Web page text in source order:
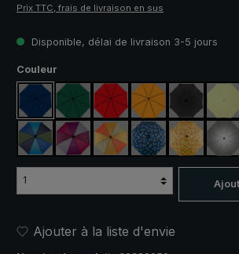
Prix TTC, frais de livraison en sus
Disponible, délai de livraison 3-5 jours
Sélectionnez
Couleur
bleu marinevert foncérouge orange noir
bleu / vertviolet / rouge / gris
orange / jaune
bleu / vert à
jaune /
Ajouter à la liste d'envie